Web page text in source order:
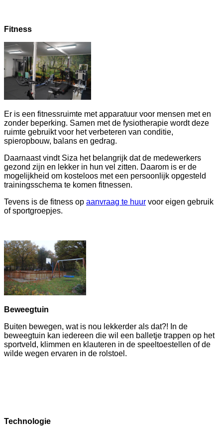
Fitness
Er is een fitnessruimte met apparatuur voor mensen met en
zonder beperking. Samen met de fysiotherapie wordt deze
ruimte gebruikt voor het verbeteren van conditie,
spieropbouw, balans en gedrag.
Daarnaast vindt Siza het belangrijk dat de medewerkers
gezond zijn en lekker in hun vel zitten. Daarom is er de
mogelijkheid om kosteloos met een persoonlijk opgesteld
trainingsschema te komen fitnessen.
Tevens is de fitness op aanvraag te huur voor eigen gebruik
of sportgroepjes.
Beweegtuin
Buiten bewegen, wat is nou lekkerder als dat?! In de
beweegtuin kan iedereen die wil een balletje trappen op het
sportveld, klimmen en klauteren in de speeltoestellen of de
wilde wegen ervaren in de rolstoel.
Technologie